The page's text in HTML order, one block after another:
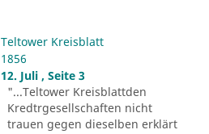
Teltower Kreisblatt
1856
12. Juli , Seite 3
"...Teltower Kreisblattden
Kredtrgesellschaften nicht
trauen gegen dieselben erklärt